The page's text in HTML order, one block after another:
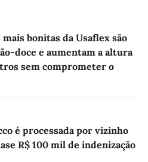
mais bonitas da Usaflex são
doce e aumentam a altura
sem comprometer o
é processada por vizinho
R$ 100 mil de indenização